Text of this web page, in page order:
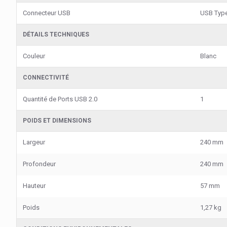
Connecteur USB USB
DÉTAILS TECHNIQUES
Couleur Blanc
CONNECTIVITÉ
Quantité de Ports USB 2.0 1
POIDS ET DIMENSIONS
Largeur 240 mm
Profondeur 240 mm
Hauteur 57 mm
Poids 1,27 kg